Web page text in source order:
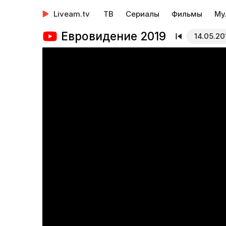
Liveam.tv ТВ Сериалы Фильмы
Евровидение 2019